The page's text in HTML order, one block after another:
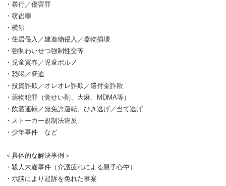
・暴行／傷害罪
・窃盗罪
・横領
・住居侵入／建造物侵入／器物損壊
・強制わいせつ強制性交等
・児童買春／児童ポルノ
・恐喝／脅迫
・投資詐欺／オレオレ詐欺／還付金詐欺
・薬物犯罪（覚せい剤、大麻、MDMA等）
・飲酒運転／無免許運転、ひき逃げ／当て逃げ
・ストーカー規制法違反
・少年事件 など
＜具体的な解決事例＞
・殺人未遂事件（介護疲れによる親子心中）
・示談により起訴を免れた事案